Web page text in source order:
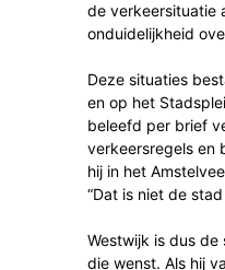
de verkeersituatie
onduidelijkheid
Deze situaties
en op het
beleefd per brief
verkeersregels en
hij in het
“Dat is niet de
Westwijk is dus de
die wenst. Als hij